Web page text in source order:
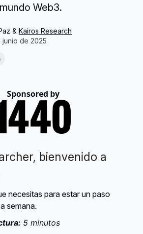
Web3.
& Kairos Research
junio de 2025
Sponsored by
bienvenido a
necesitas para estar un paso
semana.
5 minutos